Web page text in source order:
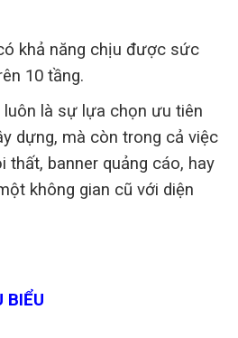
khả năng chịu được sức
10 tầng.
luôn là sự lựa chọn ưu tiên
dựng, mà còn trong cả việc
thất, banner quảng cáo, hay
không gian cũ với diện
BIỂU